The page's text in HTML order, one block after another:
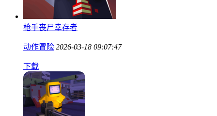
枪手丧尸幸存者
动作冒险|2026-03-18 09:07:47
下载